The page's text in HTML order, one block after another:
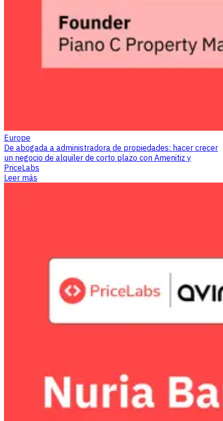
Europe
De abogada a administradora de propiedades: hacer crecer
un negocio de alquiler de corto plazo con Amenitiz y
PriceLabs
Leer más